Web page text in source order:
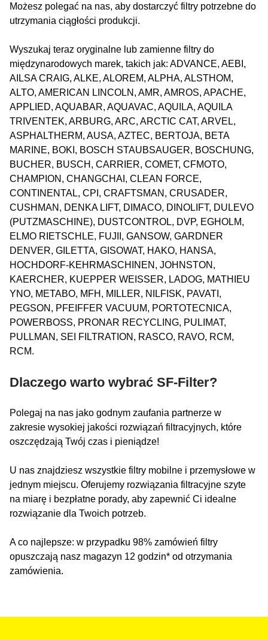
Możesz polegać na nas, aby dostarczyć filtry potrzebne do
utrzymania ciągłości produkcji.
Wyszukaj teraz oryginalne lub zamienne filtry do
międzynarodowych marek, takich jak: ADVANCE, AEBI,
AILSA CRAIG, ALKE, ALOREM, ALPHA, ALSTHOM,
ALTO, AMERICAN LINCOLN, AMR, AMROS, APACHE,
APPLIED, AQUABAR, AQUAVAC, AQUILA, AQUILA
TRIVENTEK, ARBURG, ARC, ARCTIC CAT, ARVEL,
ASPHALTHERM, AUSA, AZTEC, BERTOJA, BETA
MARINE, BOKI, BOSCH STAUBSAUGER, BOSCHUNG,
BUCHER, BUSCH, CARRIER, COMET, CFMOTO,
CHAMPION, CHANGCHAI, CLEAN FORCE,
CONTINENTAL, CPI, CRAFTSMAN, CRUSADER,
CUSHMAN, DENKA LIFT, DIMACO, DINOLIFT, DULEVO
(PUTZMASCHINE), DUSTCONTROL, DVP, EGHOLM,
ELMO RIETSCHLE, FUJII, GANSOW, GARDNER
DENVER, GILETTA, GISOWAT, HAKO, HANSA,
HOCHDORF-KEHRMASCHINEN, JOHNSTON,
KAERCHER, KUEPPER WEISSER, LADOG, MATHIEU
YNO, METABO, MFH, MILLER, NILFISK, PAVATI,
PEGSON, PFEIFFER VACUUM, PORTOTECNICA,
POWERBOSS, PRONAR RECYCLING, PULIMAT,
PULLMAN, SEI FILTRATION, RASCO, RAVO, RCM,
RCM.
Dlaczego warto wybrać SF-Filter?
Polegaj na nas jako godnym zaufania partnerze w
zakresie wysokiej jakości rozwiązań filtracyjnych, które
oszczędzają Twój czas i pieniądze!
U nas znajdziesz wszystkie filtry mobilne i przemysłowe w
jednym miejscu. Oferujemy rozwiązania filtracyjne szyte
na miarę i bezpłatne porady, aby zapewnić Ci idealne
rozwiązanie dla Twoich potrzeb.
A co najlepsze: w przypadku 98% zamówień filtry
opuszczają nasz magazyn 12 godzin* od otrzymania
zamówienia.